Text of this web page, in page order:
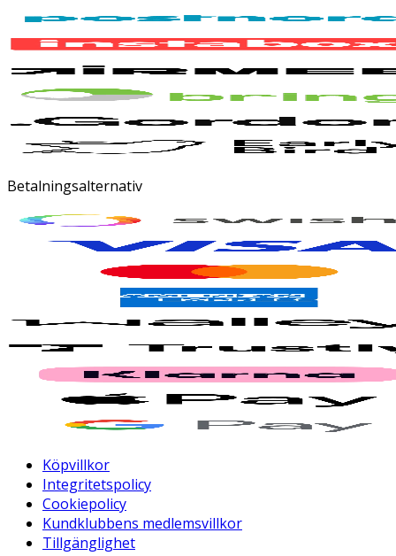
Betalningsalternativ
Köpvillkor
Integritetspolicy
Cookiepolicy
Kundklubbens medlemsvillkor
Tillgänglighet